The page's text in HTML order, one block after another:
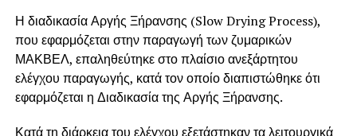
Η διαδικασία Αργής Ξήρανσης (Slow Drying Process),
που εφαρμόζεται στην παραγωγή των ζυμαρικών
ΜΑΚΒΕΛ, επαληθεύτηκε στο πλαίσιο ανεξάρτητου
ελέγχου παραγωγής, κατά τον οποίο διαπιστώθηκε ότι
εφαρμόζεται η Διαδικασία της Αργής Ξήρανσης.
Κατά τη διάρκεια του ελέγχου εξετάστηκαν τα λειτουργικά